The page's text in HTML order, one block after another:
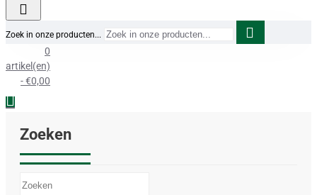
Zoek in onze producten...
0
artikel(en)
- €0,00
Zoeken